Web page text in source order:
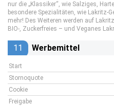
nur die „Klassiker“, wie Salziges,
besondere Spezialitäten, wie Lakritz-
mehr! Des Weiteren werden auf
BIO-, Zuckerfreies – und Veganes
11 Werbemittel
Start
Stornoquote
Cookie
Freigabe